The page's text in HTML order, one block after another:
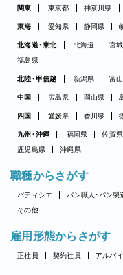
関東 東京都 神奈川県
東海 愛知県 静岡県
北海道・東北 北海道 宮
福島県
北陸・甲信越 新潟県 富
中国 広島県 岡山県
四国 愛媛県 香川県
九州・沖縄 福岡県 佐賀県
鹿児島県
沖縄県
職種からさがす
パティシエ パン職人・パン製
その他
雇用形態からさがす
正社員 契約社員 アルバ